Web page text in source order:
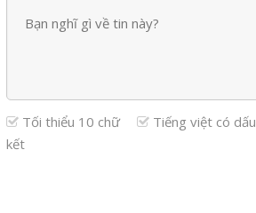
Tối thiểu 10 chữ Tiếng việt có dấu
kết